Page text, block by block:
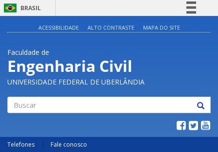
BRASIL
Legislação
Canais
ACESSIBILIDADE ALTO CONTRASTE MAPA DO SITE
Faculdade de
Engenharia Civil
UNIVERSIDADE FEDERAL DE UBERLÂNDIA
Telefones Fale conosco